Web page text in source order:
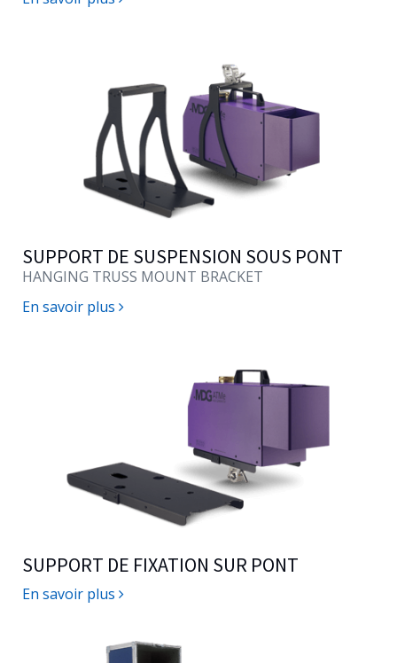
SUPPORT DE SUSPENSION SOUS PONT
HANGING TRUSS MOUNT BRACKET
En savoir plus
SUPPORT DE FIXATION SUR PONT
En savoir plus